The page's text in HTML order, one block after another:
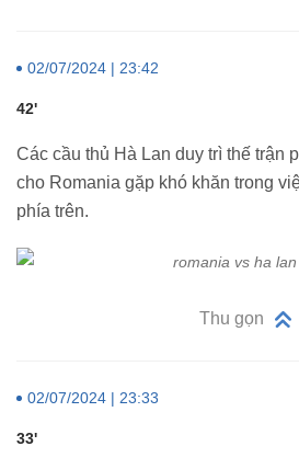
02/07/2024 | 23:42
42'
Các cầu thủ Hà Lan duy trì thế trận
cho Romania gặp khó khăn trong
phía trên.
Thu gọn
02/07/2024 | 23:33
33'